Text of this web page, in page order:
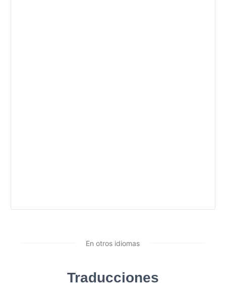
En otros idiomas
Traducciones